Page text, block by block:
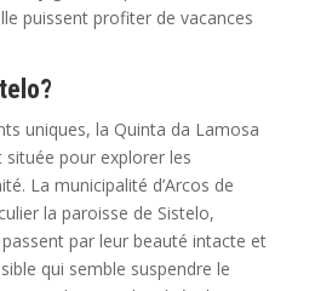
puissent profiter de vacances
uniques, la Quinta da Lamosa
pour explorer les
La municipalité d’Arcos de
la paroisse de Sistelo,
par leur beauté intacte et
qui semble suspendre le